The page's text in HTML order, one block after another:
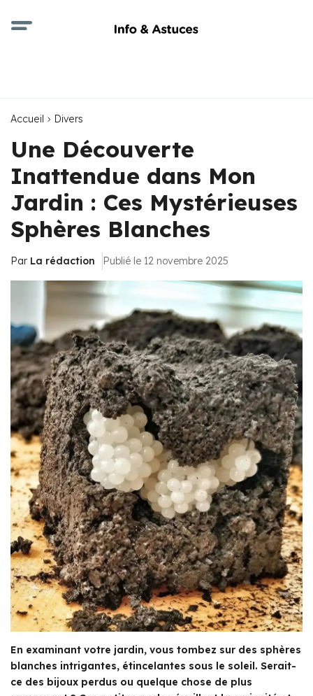
Accueil Divers
Une Découverte
Inattendue dans Mon
Jardin : Ces Mystérieuses
Sphères Blanches
Par La rédaction Publié le 12 novembre 2025
En examinant votre jardin, vous tombez sur des sphères
blanches intrigantes, étincelantes sous le soleil. Serait-
ce des bijoux perdus ou quelque chose de plus